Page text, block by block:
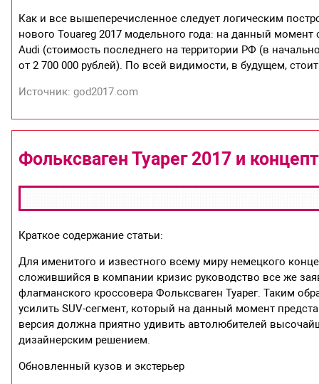
Как и все вышеперечисленное следует логическим
нового Touareg 2017 модельного года: на данный момент
Audi (стоимость последнего на территории РФ (в
от 2 700 000 рублей). По всей видимости, в будущем,
Источник: god2017.com
Фольксваген Туарег 2017 и
Краткое содержание статьи:
Для именитого и известного всему миру немецкого
сложившийся в компании кризис руководство все же
флагманского кроссовера Фольксваген Туарег. Таким
усилить SUV-сегмент, который на данный момент
версия должна приятно удивить автолюбителей
дизайнерским решением.
Обновленный кузов и экстерьер